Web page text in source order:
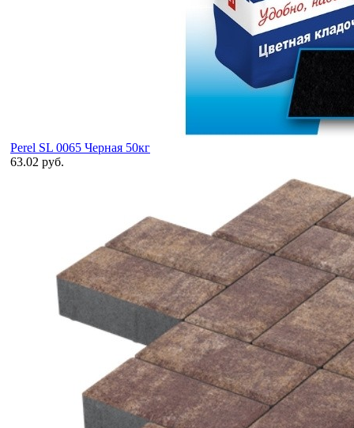
Perel SL 0065 Черная 50кг
63.02 руб.